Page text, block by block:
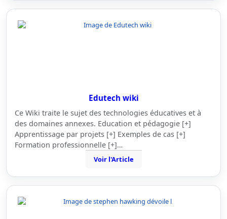
Edutech wiki
Ce Wiki traite le sujet des technologies éducatives et à
des domaines annexes. Education et pédagogie [+]
Apprentissage par projets [+] Exemples de cas [+]
Formation professionnelle [+]…
Voir l'Article